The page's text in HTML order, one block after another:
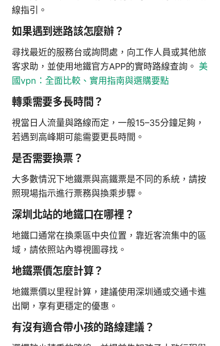
線指引。
如果遇到迷路該怎麼辦？
尋找最近的服務台或詢問處，向工作人員或其他旅
客求助，並使用地鐵官方APP的實時路線查詢。 美
國vpn：全面比較、實用指南與選購要點
轉乘需要多長時間？
視當日人流量與路線而定，一般15–35分鐘足夠，
若遇到高峰期可能需要更長時間。
是否需要換票？
大多數情況下地鐵票與高鐵票是不同的系統，請按
照現場指示進行票務與換乘步驟。
深圳北站的地鐵口在哪裡？
地鐵口通常在換乘區中央位置，靠近客流集中的區
域，請依照站內導視圖尋找。
地鐵票價怎麼計算？
地鐵票價以里程計算，建議使用深圳通或交通卡進
出閘，享有更穩定的優惠。
有沒有適合帶小孩的路線建議？